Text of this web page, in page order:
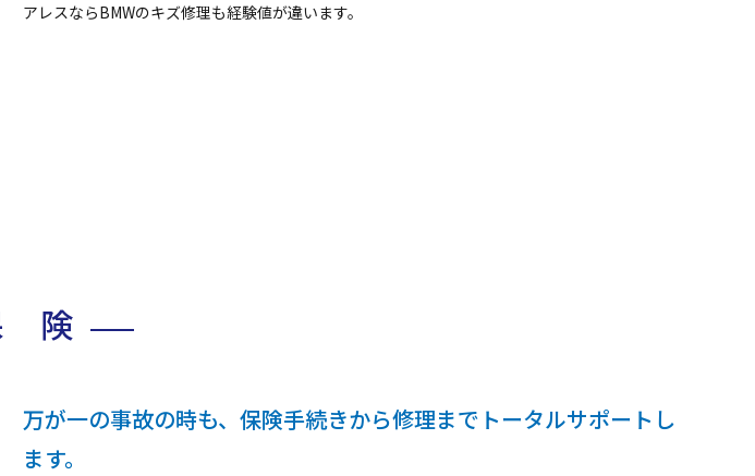
アレスならBMWのキズ修理も経験値が違います。
険
万が一の事故の時も、保険手続きから修理までトータルサポートし
ます。